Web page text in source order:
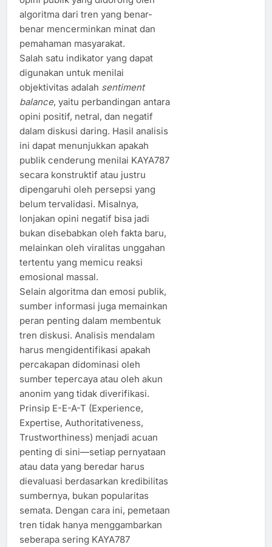
algoritma dari tren yang benar-
benar mencerminkan minat dan
pemahaman masyarakat.
Salah satu indikator yang dapat
digunakan untuk menilai
objektivitas adalah sentiment
balance, yaitu perbandingan antara
opini positif, netral, dan negatif
dalam diskusi daring. Hasil analisis
ini dapat menunjukkan apakah
publik cenderung menilai KAYA787
secara konstruktif atau justru
dipengaruhi oleh persepsi yang
belum tervalidasi. Misalnya,
lonjakan opini negatif bisa jadi
bukan disebabkan oleh fakta baru,
melainkan oleh viralitas unggahan
tertentu yang memicu reaksi
emosional massal.
Selain algoritma dan emosi publik,
sumber informasi juga memainkan
peran penting dalam membentuk
tren diskusi. Analisis mendalam
harus mengidentifikasi apakah
percakapan didominasi oleh
sumber tepercaya atau oleh akun
anonim yang tidak diverifikasi.
Prinsip E-E-A-T (Experience,
Expertise, Authoritativeness,
Trustworthiness) menjadi acuan
penting di sini—setiap pernyataan
atau data yang beredar harus
dievaluasi berdasarkan kredibilitas
sumbernya, bukan popularitas
semata. Dengan cara ini, pemetaan
tren tidak hanya menggambarkan
seberapa sering KAYA787